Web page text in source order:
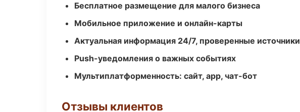
Бесплатное размещение для малого бизнеса
Мобильное приложение и онлайн-карты
Актуальная информация 24/7, проверенные источники
Push-уведомления о важных событиях
Мультиплатформенность: сайт, app, чат-бот
Отзывы клиентов